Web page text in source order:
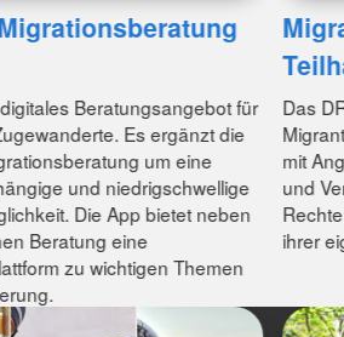
Beratungsangebot für
Es ergänzt die
um eine
und niedrigschwellige
Die App bietet neben
Beratung eine
zu wichtigen Themen
Das
mit
und
ihrer